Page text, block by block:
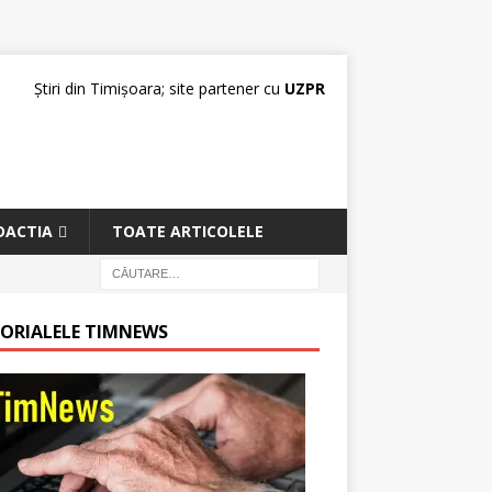
Știri din Timișoara; site partener cu UZPR
TOATE ARTICOLELE
TIMNEWS